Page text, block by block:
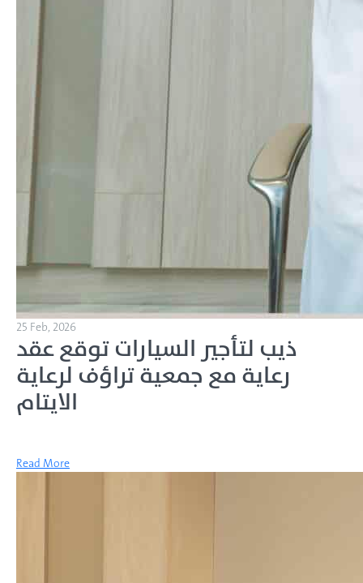
25 Feb, 2026
ذيب لتأجير السيارات توقع عقد
رعاية مع جمعية تراؤف لرعاية
الايتام
Read More